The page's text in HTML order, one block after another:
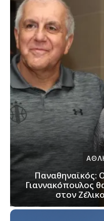
Παναθηναϊκός:
Γιαννακόπουλος
στον